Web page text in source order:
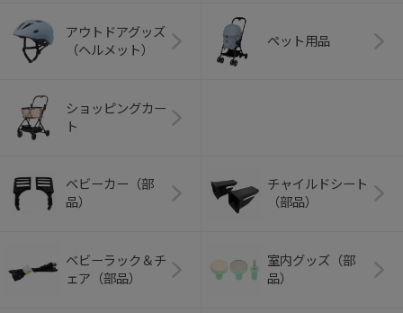
アウトドアグッズ
（ヘルメット）
ペット用品
ショッピングカー
ト
ベビーカー（部
品）
チャイルドシート
（部品）
ベビーラック＆チ
ェア（部品）
室内グッズ（部
品）